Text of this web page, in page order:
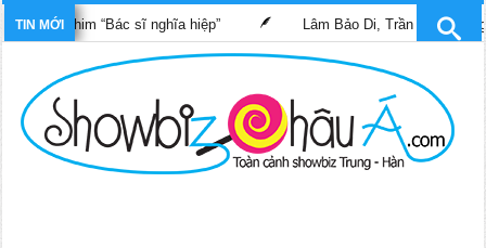
TIN MỚI
phim “Bác sĩ nghĩa hiệp” Lâm Bảo Di, Trần Pháp Dung tái